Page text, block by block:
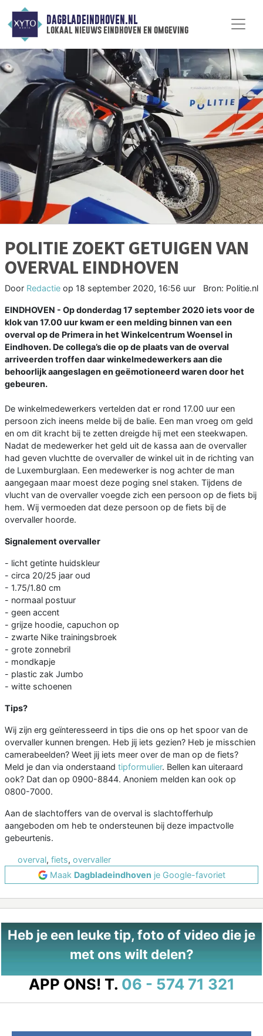
DAGBLADEINDHOVEN.NL
lokaal nieuws eindhoven en omgeving
POLITIE ZOEKT GETUIGEN VAN
OVERVAL EINDHOVEN
Door Redactie op 18 september 2020, 16:56 uur Bron: Politie.nl
EINDHOVEN - Op donderdag 17 september 2020 iets voor de
klok van 17.00 uur kwam er een melding binnen van een
overval op de Primera in het Winkelcentrum Woensel in
Eindhoven. De collega’s die op de plaats van de overval
arriveerden troffen daar winkelmedewerkers aan die
behoorlijk aangeslagen en geëmotioneerd waren door het
gebeuren.
De winkelmedewerkers vertelden dat er rond 17.00 uur een
persoon zich ineens melde bij de balie. Een man vroeg om geld
en om dit kracht bij te zetten dreigde hij met een steekwapen.
Nadat de medewerker het geld uit de kassa aan de overvaller
had geven vluchtte de overvaller de winkel uit in de richting van
de Luxemburglaan. Een medewerker is nog achter de man
aangegaan maar moest deze poging snel staken. Tijdens de
vlucht van de overvaller voegde zich een persoon op de fiets bij
hem. Wij vermoeden dat deze persoon op de fiets bij de
overvaller hoorde.
Signalement overvaller
- licht getinte huidskleur
- circa 20/25 jaar oud
- 1.75/1.80 cm
- normaal postuur
- geen accent
- grijze hoodie, capuchon op
- zwarte Nike trainingsbroek
- grote zonnebril
- mondkapje
- plastic zak Jumbo
- witte schoenen
Tips?
Wij zijn erg geïnteresseerd in tips die ons op het spoor van de
overvaller kunnen brengen. Heb jij iets gezien? Heb je misschien
camerabeelden? Weet jij iets meer over de man op de fiets?
Meld je dan via onderstaand tipformulier. Bellen kan uiteraard
ook? Dat dan op 0900-8844. Anoniem melden kan ook op
0800-7000.
Aan de slachtoffers van de overval is slachtofferhulp
aangeboden om heb te ondersteunen bij deze impactvolle
gebeurtenis.
overval, fiets, overvaller
Maak Dagbladeindhoven je Google-favoriet
Heb je een leuke tip, foto of video die je
met ons wilt delen?
APP ONS! T. 06 - 574 71 321